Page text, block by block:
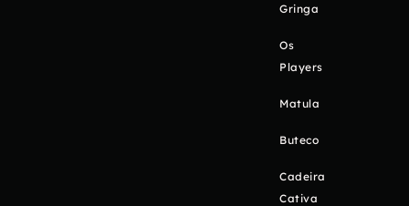
Gringa
Os
Players
Matula
Buteco
Cadeira
Cativa